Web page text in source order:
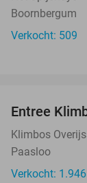
Boornbergum
Verkocht: 509
Entree
Klimbos
Paasloo
Verkocht: 1.946